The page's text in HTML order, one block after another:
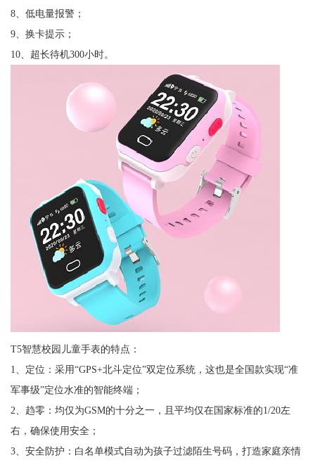
8、低电量报警；
9、换卡提示；
10、超长待机300小时。
T5智慧校园儿童手表的特点：
1、定位：采用“GPS+北斗定位”双定位系统，这也是全国款实现“准
军事级”定位水准的智能终端；
2、趋零：均仅为GSM的十分之一，且平均仅在国家标准的1/20左
右，确保使用安全；
3、安全防护：白名单模式自动为孩子过滤陌生号码，打造家庭亲情